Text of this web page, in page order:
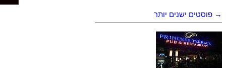
→ פוסטים ישנים יותר